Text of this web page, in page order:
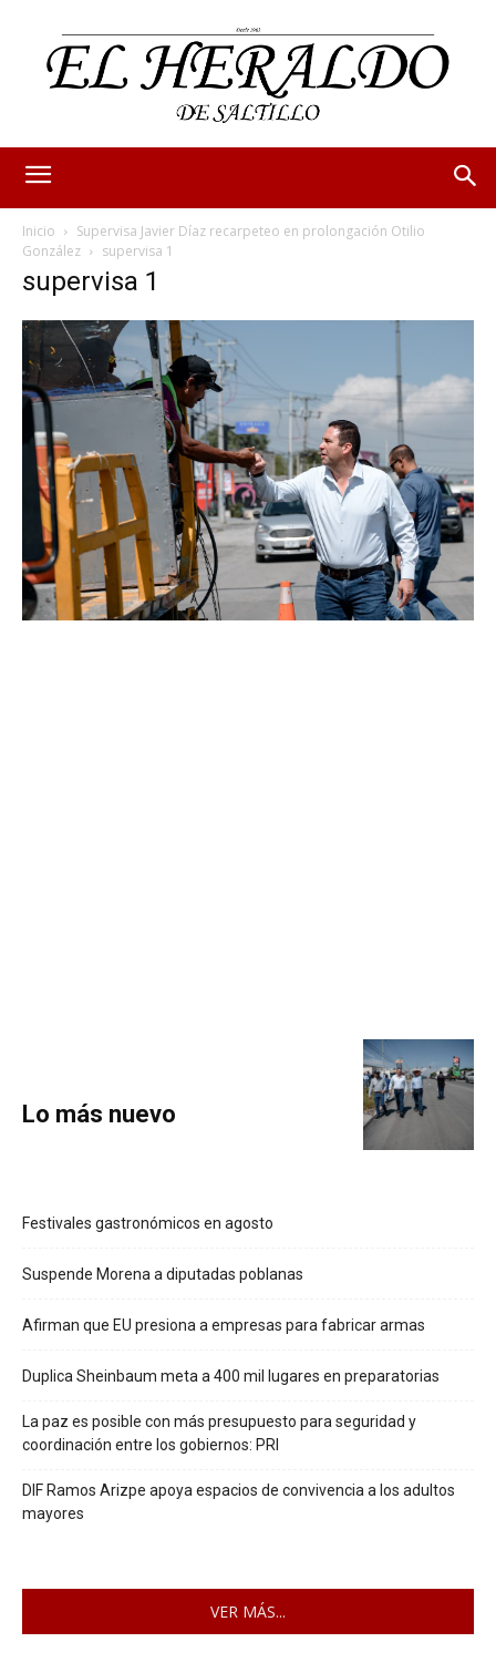
Inicio
Supervisa Javier Díaz recarpeteo en prolongación Otilio
González
supervisa 1
supervisa 1
Lo más nuevo
Festivales gastronómicos en agosto
Suspende Morena a diputadas poblanas
Afirman que EU presiona a empresas para fabricar armas
Duplica Sheinbaum meta a 400 mil lugares en preparatorias
La paz es posible con más presupuesto para seguridad y
coordinación entre los gobiernos: PRI
DIF Ramos Arizpe apoya espacios de convivencia a los adultos
mayores
VER MÁS...